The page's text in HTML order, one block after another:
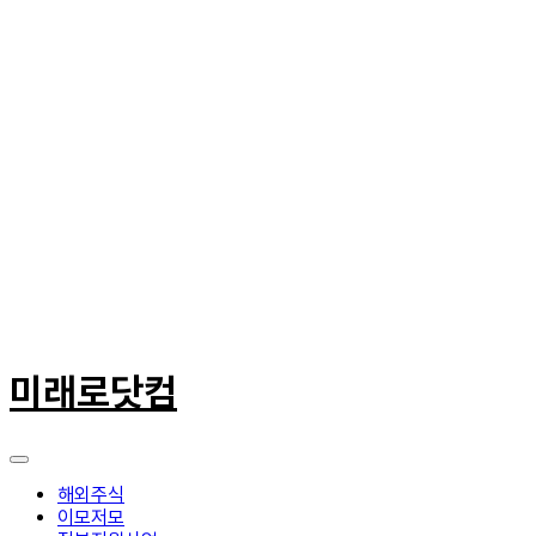
텐
츠
너
미래로닷컴
해외주식
이모저모